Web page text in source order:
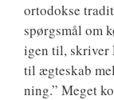
orto­dok­se
spørgs­mål om
igen til, skri­ver
til ægte­skab
ning.” Meget